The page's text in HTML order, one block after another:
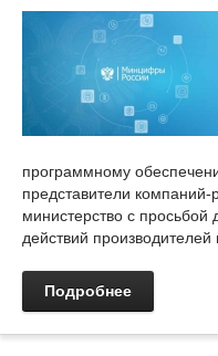
программному
представители
министерство с просьбой
действий производителей
Подробнее